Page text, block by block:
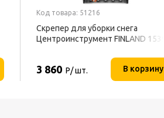
Код товара: 51216
Скрепер для уборки снега
Центроинструмент FINLAND 1539
3 860 Р/ шт. В корзину